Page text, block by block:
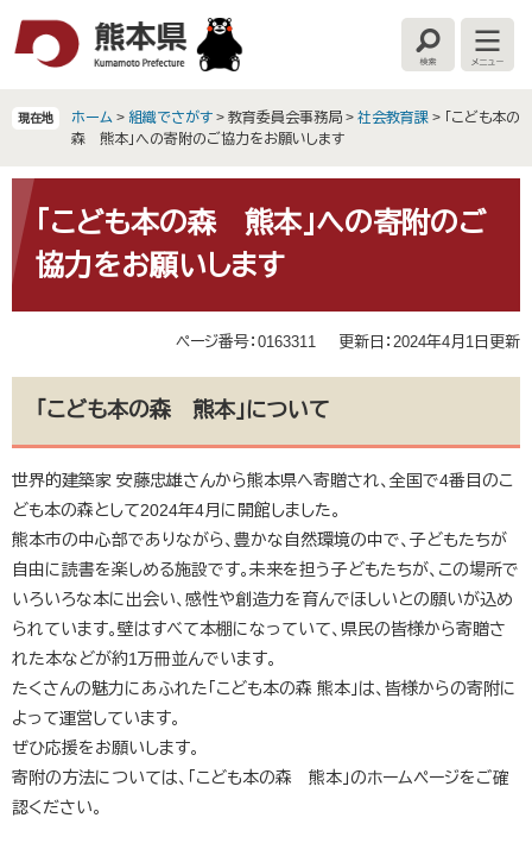
文
へ
検
索
メ
ニ
ー
現在地 ホーム > 組織でさがす > 教育委員会事務局 > 社会教育課 > 「こども本の
森 熊本」への寄附のご協力をお願いします
文 「こども本の森 熊本」への寄附のご
協力をお願いします
ページ番号：0163311 更新日：2024年4月1日更新
「こども本の森 熊本」について
世界的建築家 安藤忠雄さんから熊本県へ寄贈され、全国で4番目のこ
ども本の森として2024年4月に開館しました。
熊本市の中心部でありながら、豊かな自然環境の中で、子どもたちが
自由に読書を楽しめる施設です。未来を担う子どもたちが、この場所で
いろいろな本に出会い、感性や創造力を育んでほしいとの願いが込め
られています。壁はすべて本棚になっていて、県民の皆様から寄贈さ
れた本などが約1万冊並んでいます。
たくさんの魅力にあふれた「こども本の森 熊本」は、皆様からの寄附に
よって運営しています。
ぜひ応援をお願いします。
寄附の方法については、「こども本の森 熊本」のホームページをご確
認ください。